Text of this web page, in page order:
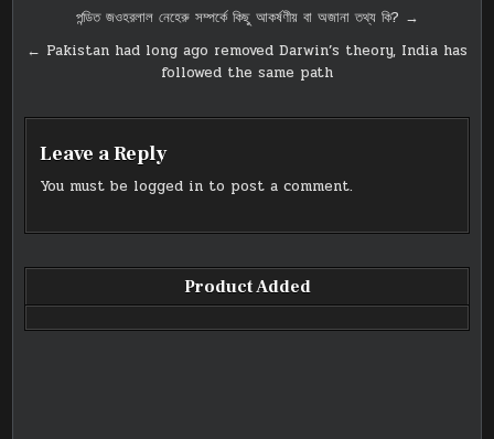
Post
navigation
পন্ডিত জওহরলাল নেহেরু সম্পর্কে কিছু আকর্ষণীয় বা অজানা তথ্য কি? →
← Pakistan had long ago removed Darwin’s theory, India has
followed the same path
Leave a Reply
You must be logged in to post a comment.
Product Added